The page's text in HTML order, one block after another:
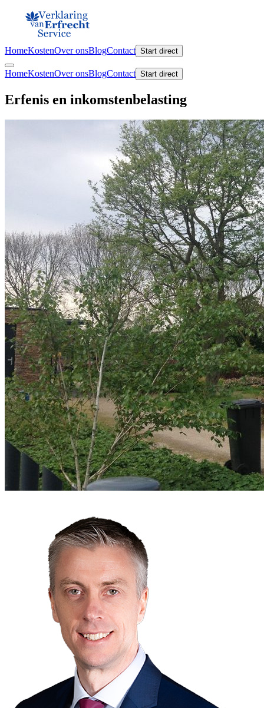
HomeKostenOver onsBlogContact Start direct
HomeKostenOver onsBlogContact Start direct
Erfenis en inkomstenbelasting